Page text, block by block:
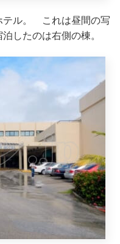
テル。 これは昼間の写
したのは右側の棟。